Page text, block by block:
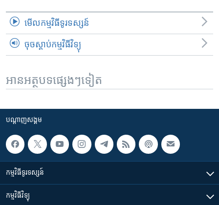
មើល​កម្មវិធី​ទូរទស្សន៍
ចុចស្តាប់កម្មវិធីវិទ្យុ
អានអត្ថបទផ្សេងៗទៀត
បណ្តាញ​សង្គម
កម្មវិធី​ទូរទស្សន៍
កម្មវិធី​វិទ្យុ